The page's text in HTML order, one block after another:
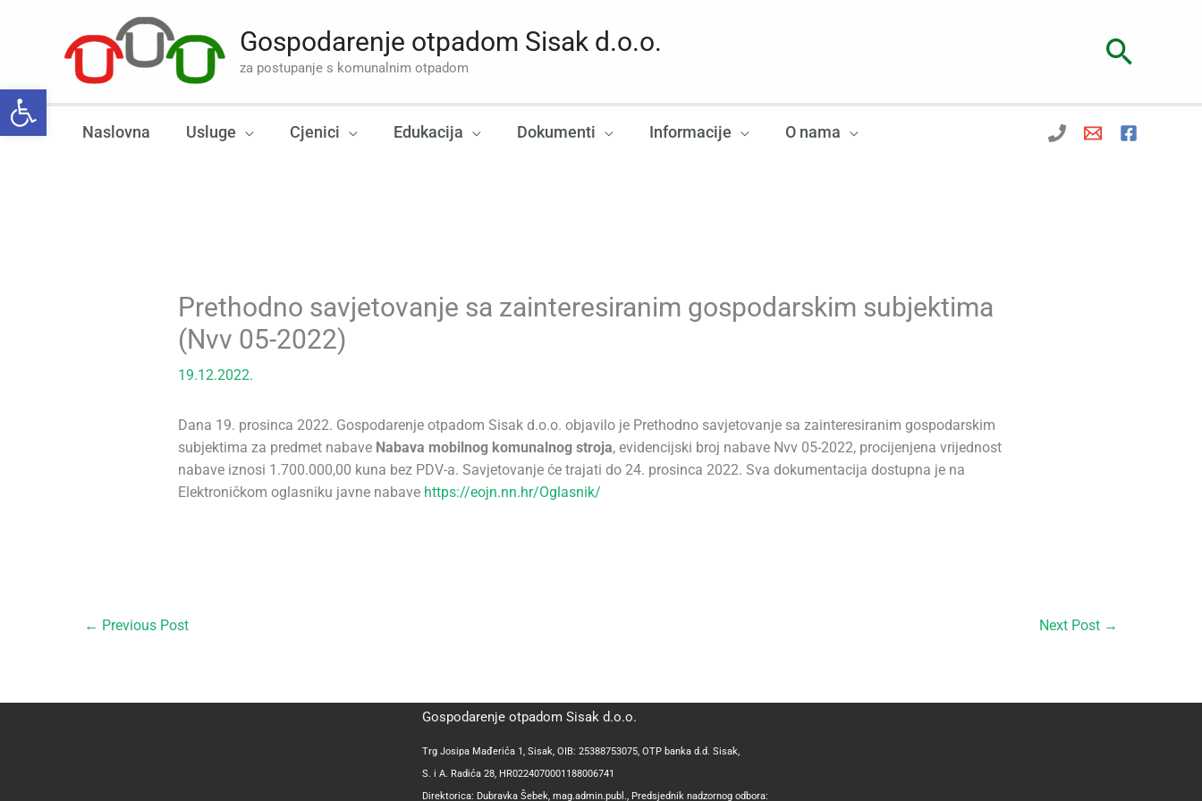
Open toolbar
Gospodarenje otpadom Sisak d.o.o.
za postupanje s komunalnim otpadom
Naslovna Usluge Cjenici Edukacija Dokumenti Informacije O nama
Prethodno savjetovanje sa zainteresiranim gospodarskim subjektima
(Nvv 05-2022)
19.12.2022.
Dana 19. prosinca 2022. Gospodarenje otpadom Sisak d.o.o. objavilo je Prethodno savjetovanje sa zainteresiranim gospodarskim
subjektima za predmet nabave Nabava mobilnog komunalnog stroja, evidencijski broj nabave Nvv 05-2022, procijenjena vrijednost
nabave iznosi 1.700.000,00 kuna bez PDV-a. Savjetovanje će trajati do 24. prosinca 2022. Sva dokumentacija dostupna je na
Elektroničkom oglasniku javne nabave https://eojn.nn.hr/Oglasnik/
← Previous Post Next Post →
Gospodarenje otpadom Sisak d.o.o.
Trg Josipa Mađerića 1, Sisak, OIB: 25388753075, OTP banka d.d. Sisak,
S. i A. Radića 28, HR0224070001188006741
Direktorica: Dubravka Šebek, mag.admin.publ., Predsjednik nadzornog odbora: